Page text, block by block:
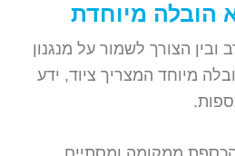
הובלה מיוחדת
הצורך לשמור על מנגנון
מיוחד המצריך ציוד, ידע